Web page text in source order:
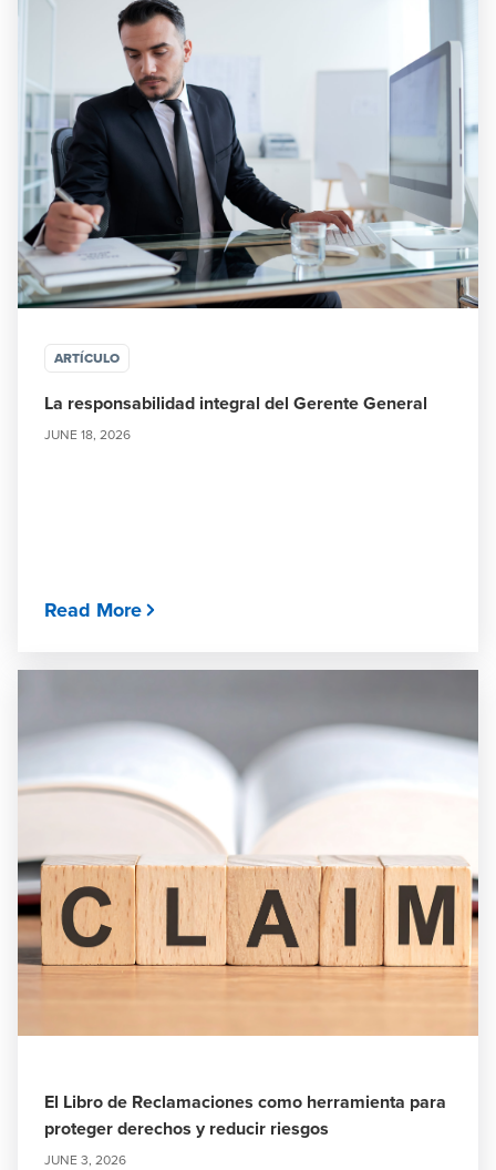
ARTÍCULO
La responsabilidad integral del Gerente General
JUNE 18, 2026
Read More
El Libro de Reclamaciones como herramienta para
proteger derechos y reducir riesgos
JUNE 3, 2026